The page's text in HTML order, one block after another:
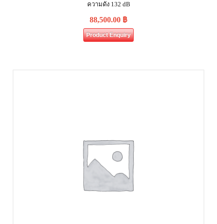
ความดัง 132 dB
88,500.00 ฿
Product Enquiry